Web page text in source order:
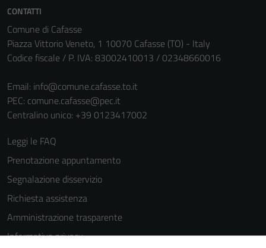
CONTATTI
Comune di Cafasse
Piazza Vittorio Veneto, 1 10070 Cafasse (TO) - Italy
Codice fiscale / P. IVA: 83002410013 / 02348660016
Email: info@comune.cafasse.to.it
PEC: comune.cafasse@pec.it
Centralino unico: +39 0123417002
Leggi le FAQ
Prenotazione appuntamento
Segnalazione disservizio
Richiesta assistenza
Amministrazione trasparente
Informativa privacy